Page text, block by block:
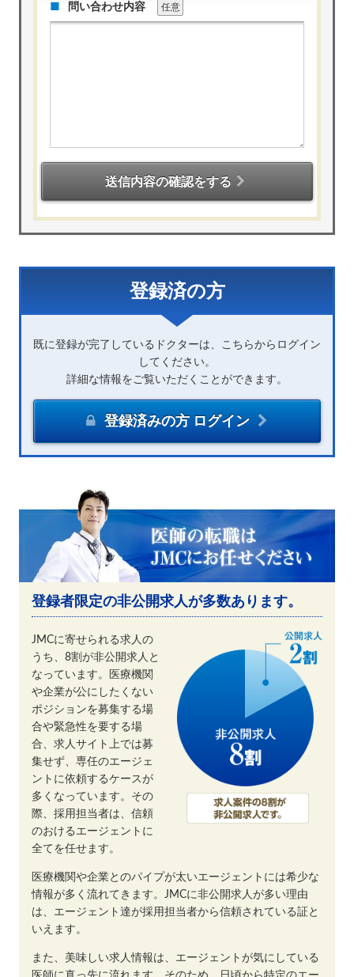
問い合わせ内容 任意
送信内容の確認をする
登録済の方
既に登録が完了しているドクターは、こちらからログイン
してください。
詳細な情報をご覧いただくことができます。
登録済みの方 ログイン
登録者限定の非公開求人が多数あります。
JMCに寄せられる求人の
うち、8割が非公開求人と
なっています。医療機関
や企業が公にしたくない
ポジションを募集する場
合や緊急性を要する場
合、求人サイト上では募
集せず、専任のエージェ
ントに依頼するケースが
多くなっています。その
際、採用担当者は、信頼
のおけるエージェントに
全てを任せます。
医療機関や企業とのパイプが太いエージェントには希少な
情報が多く流れてきます。JMCに非公開求人が多い理由
は、エージェント達が採用担当者から信頼されている証と
いえます。
また、美味しい求人情報は、エージェントが気にしている